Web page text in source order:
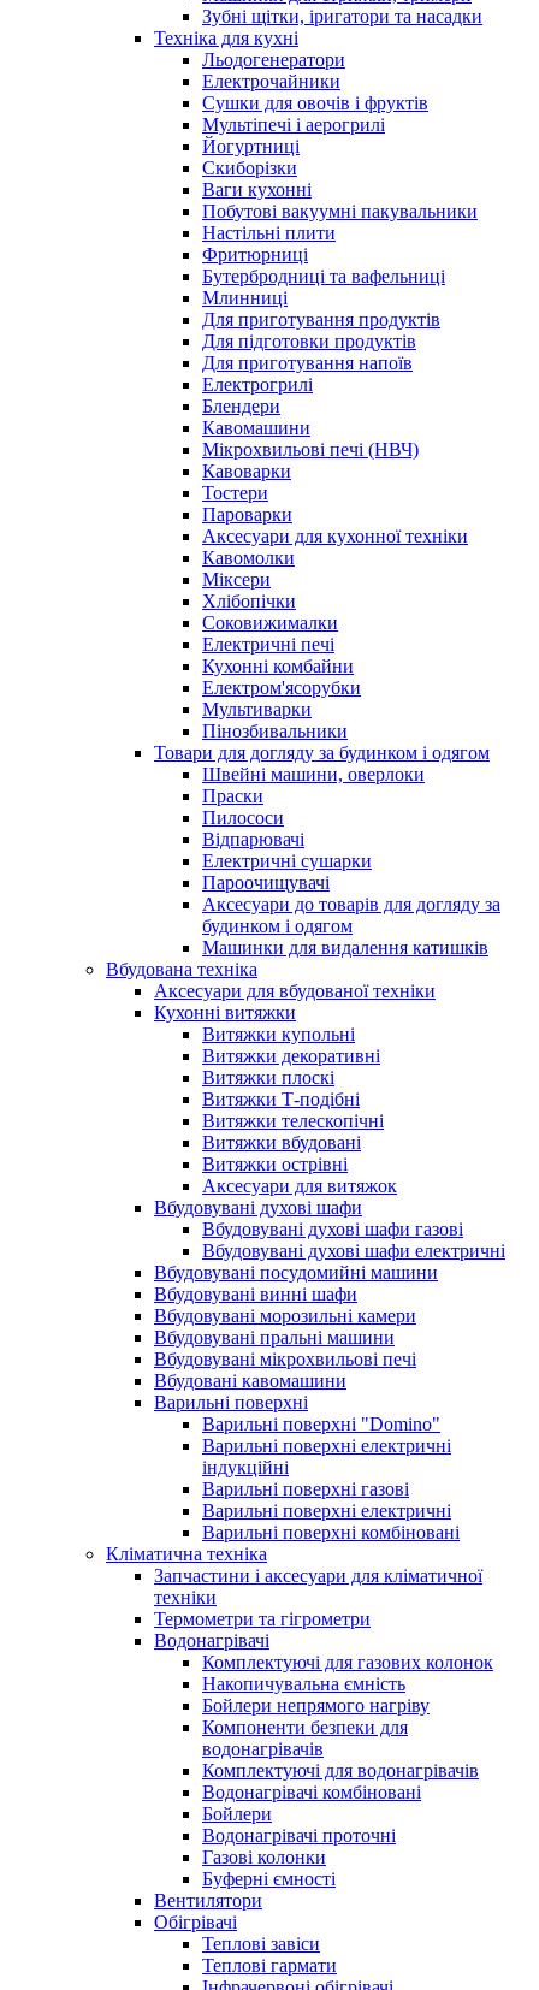
Зубні щітки, іригатори та насадки
Техніка для кухні
Льодогенератори
Електрочайники
Сушки для овочів і фруктів
Мультіпечі і аерогрилі
Йогуртниці
Скиборізки
Ваги кухонні
Побутові вакуумні пакувальники
Настільні плити
Фритюрниці
Бутербродниці та вафельниці
Млинниці
Для приготування продуктів
Для підготовки продуктів
Для приготування напоїв
Електрогрилі
Блендери
Кавомашини
Мікрохвильові печі (НВЧ)
Кавоварки
Тостери
Пароварки
Аксесуари для кухонної техніки
Кавомолки
Міксери
Хлібопічки
Соковижималки
Електричні печі
Кухонні комбайни
Електром'ясорубки
Мультиварки
Пінозбивальники
Товари для догляду за будинком і одягом
Швейні машини, оверлоки
Праски
Пилососи
Відпарювачі
Електричні сушарки
Пароочищувачі
Аксесуари до товарів для догляду за
будинком і одягом
Машинки для видалення катишків
Вбудована техніка
Аксесуари для вбудованої техніки
Кухонні витяжки
Витяжки купольні
Витяжки декоративні
Витяжки плоскі
Витяжки Т-подібні
Витяжки телескопічні
Витяжки вбудовані
Витяжки острівні
Аксесуари для витяжок
Вбудовувані духові шафи
Вбудовувані духові шафи газові
Вбудовувані духові шафи електричні
Вбудовувані посудомийні машини
Вбудовувані винні шафи
Вбудовувані морозильні камери
Вбудовувані пральні машини
Вбудовувані мікрохвильові печі
Вбудовані кавомашини
Варильні поверхні
Варильні поверхні "Domino"
Варильні поверхні електричні
індукційні
Варильні поверхні газові
Варильні поверхні електричні
Варильні поверхні комбіновані
Кліматична техніка
Запчастини і аксесуари для кліматичної
техніки
Термометри та гігрометри
Водонагрівачі
Комплектуючі для газових колонок
Накопичувальна ємність
Бойлери непрямого нагріву
Компоненти безпеки для
водонагрівачів
Комплектуючі для водонагрівачів
Водонагрівачі комбіновані
Бойлери
Водонагрівачі проточні
Газові колонки
Буферні ємності
Вентилятори
Обігрівачі
Теплові завіси
Теплові гармати